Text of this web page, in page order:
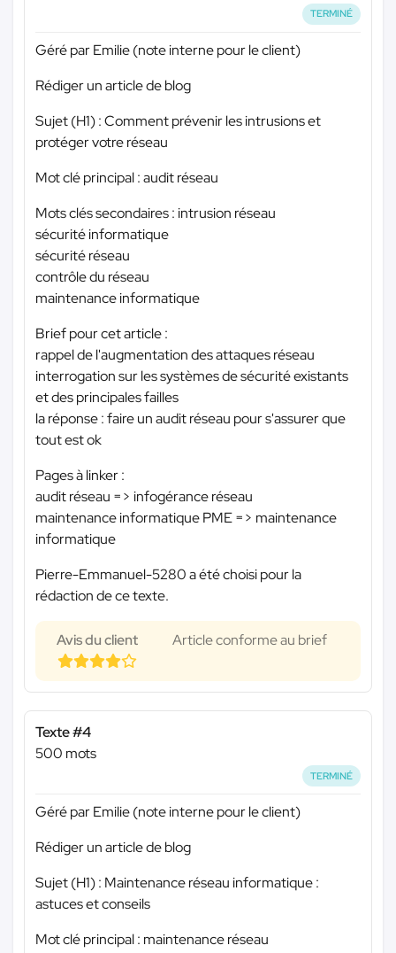
TERMINÉ
Géré par Emilie (note interne pour le client)
Rédiger un article de blog
Sujet (H1) : Comment prévenir les intrusions et
protéger votre réseau
Mot clé principal : audit réseau
Mots clés secondaires : intrusion réseau
sécurité informatique
sécurité réseau
contrôle du réseau
maintenance informatique
Brief pour cet article :
rappel de l'augmentation des attaques réseau
interrogation sur les systèmes de sécurité existants
et des principales failles
la réponse : faire un audit réseau pour s'assurer que
tout est ok
Pages à linker :
audit réseau => infogérance réseau
maintenance informatique PME => maintenance
informatique
Pierre-Emmanuel-5280 a été choisi pour la
rédaction de ce texte.
Avis du client Article conforme au brief
Texte #4
500 mots
TERMINÉ
Géré par Emilie (note interne pour le client)
Rédiger un article de blog
Sujet (H1) : Maintenance réseau informatique :
astuces et conseils
Mot clé principal : maintenance réseau